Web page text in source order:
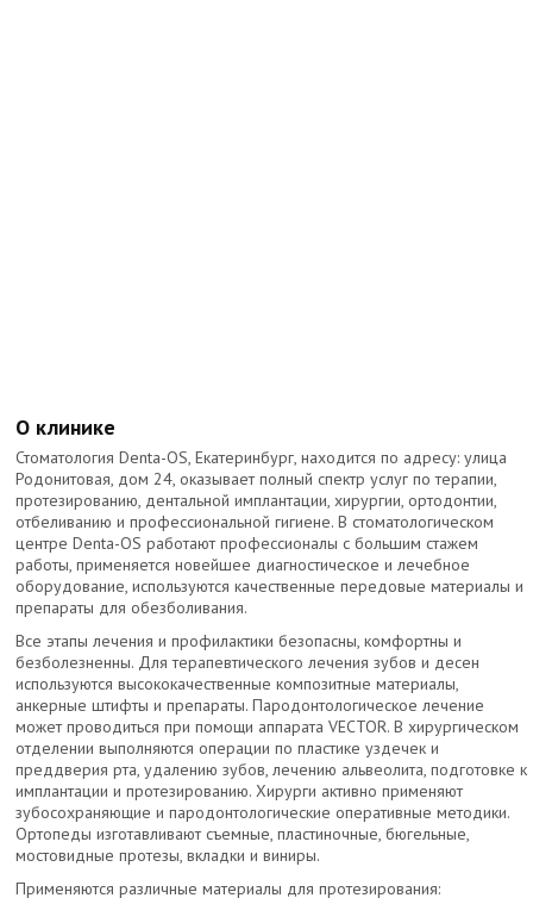
О клинике
Стоматология Denta-OS, Екатеринбург, находится по адресу: улица
Родонитовая, дом 24, оказывает полный спектр услуг по терапии,
протезированию, дентальной имплантации, хирургии, ортодонтии,
отбеливанию и профессиональной гигиене. В стоматологическом
центре Denta-OS работают профессионалы с большим стажем
работы, применяется новейшее диагностическое и лечебное
оборудование, используются качественные передовые материалы и
препараты для обезболивания.
Все этапы лечения и профилактики безопасны, комфортны и
безболезненны. Для терапевтического лечения зубов и десен
используются высококачественные композитные материалы,
анкерные штифты и препараты. Пародонтологическое лечение
может проводиться при помощи аппарата VECTOR. В хирургическом
отделении выполняются операции по пластике уздечек и
преддверия рта, удалению зубов, лечению альвеолита, подготовке к
имплантации и протезированию. Хирурги активно применяют
зубосохраняющие и пародонтологические оперативные методики.
Ортопеды изготавливают съемные, пластиночные, бюгельные,
мостовидные протезы, вкладки и виниры.
Применяются различные материалы для протезирования: